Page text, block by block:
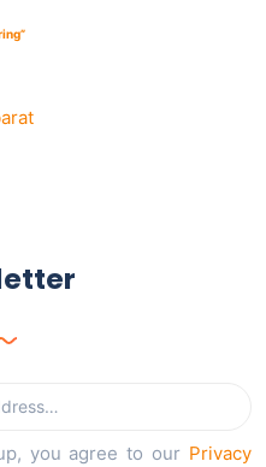
you agree to our Privacy